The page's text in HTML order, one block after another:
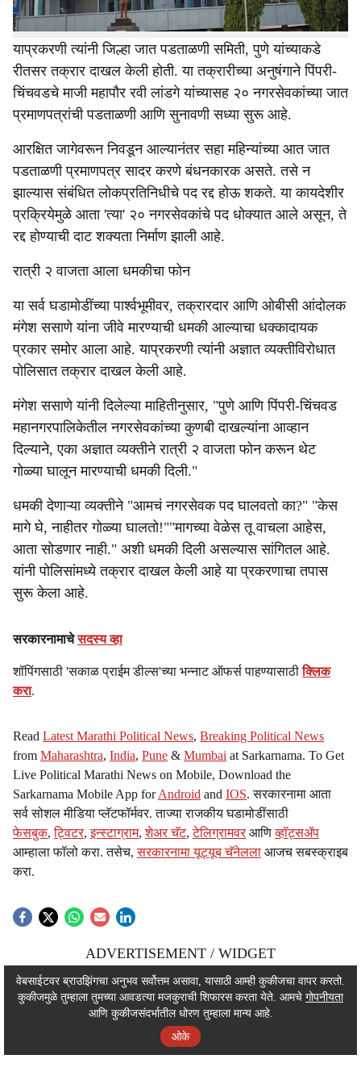
यांनी केला आहे.
याप्रकरणी त्यांनी जिल्हा जात पडताळणी समिती, पुणे यांच्याकडे
रीतसर तक्रार दाखल केली होती. या तक्रारीच्या अनुषंगाने पिंपरी-
चिंचवडचे माजी महापौर रवी लांडगे यांच्यासह २० नगरसेवकांच्या जात
प्रमाणपत्रांची पडताळणी आणि सुनावणी सध्या सुरू आहे.
आरक्षित जागेवरून निवडून आल्यानंतर सहा महिन्यांच्या आत जात
पडताळणी प्रमाणपत्र सादर करणे बंधनकारक असते. तसे न
झाल्यास संबंधित लोकप्रतिनिधीचे पद रद्द होऊ शकते. या कायदेशीर
प्रक्रियेमुळे आता 'त्या' २० नगरसेवकांचे पद धोक्यात आले असून, ते
रद्द होण्याची दाट शक्यता निर्माण झाली आहे.
रात्री २ वाजता आला धमकीचा फोन
या सर्व घडामोडींच्या पार्श्वभूमीवर, तक्रारदार आणि ओबीसी आंदोलक
मंगेश ससाणे यांना जीवे मारण्याची धमकी आल्याचा धक्कादायक
प्रकार समोर आला आहे. याप्रकरणी त्यांनी अज्ञात व्यक्तीविरोधात
पोलिसात तक्रार दाखल केली आहे.
मंगेश ससाणे यांनी दिलेल्या माहितीनुसार, "पुणे आणि पिंपरी-चिंचवड
महानगरपालिकेतील नगरसेवकांच्या कुणबी दाखल्यांना आव्हान
दिल्याने, एका अज्ञात व्यक्तीने रात्री २ वाजता फोन करून थेट
गोळ्या घालून मारण्याची धमकी दिली."
धमकी देणाऱ्या व्यक्तीने "आमचं नगरसेवक पद घालवतो का?" "केस
मागे घे, नाहीतर गोळ्या घालतो!""मागच्या वेळेस तू वाचला आहेस,
आता सोडणार नाही." अशी धमकी दिली असल्यास सांगितल आहे.
यांनी पोलिसांमध्ये तक्रार दाखल केली आहे या प्रकरणाचा तपास
सुरू केला आहे.
सरकारनामाचेसदस्य व्हा
शॉपिंगसाठी 'सकाळ प्राईम डील्स'च्या भन्नाट ऑफर्स पाहण्यासाठीक्लिक
करा.
Read Latest Marathi Political News, Breaking Political News
from Maharashtra, India, Pune & Mumbai at Sarkarnama. To Get
Live Political Marathi News on Mobile, Download the
Sarkarnama Mobile App forAndroid and IOS. सरकारनामा आता
सर्व सोशल मीडिया प्लॅटफॉर्मवर. ताज्या राजकीय घडामोडींसाठी
फेसबुक,ट्विटर,इन्स्टाग्राम,शेअर चॅट,टेलिग्रामवर आणिव्हॉट्सॲप
आम्हाला फॉलो करा. तसेच,सरकारनामा यूट्यूब चॅनेलला आजच सबस्क्राइब
करा.
ADVERTISEMENT / WIDGET
ADVERTISEMENT / WIDGET
ADVERTISEMENT / WIDGET
वेबसाईटवर ब्राउझिंगचा अनुभव सर्वोत्तम असावा, यासाठी आम्ही कुकीजचा वापर करतो.
कुकीजमुळे तुम्हाला तुमच्या आवडत्या मजकुराची शिफारस करता येते. आमचे गोपनीयता
आणि कुकीजसंदर्भातील धोरण तुम्हाला मान्य आहे.
ओके